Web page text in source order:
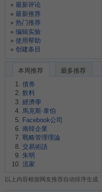
最新评论
最新推荐
热门推荐
编辑实验
使用帮助
创建条目
本周推荐
最多推荐
債券
飲料
經濟學
馬克斯·韋伯
Facebook公司
南韓企業
戰略管理理論
交易術語
朱明
流家
以上内容根据网友推荐自动排序生成